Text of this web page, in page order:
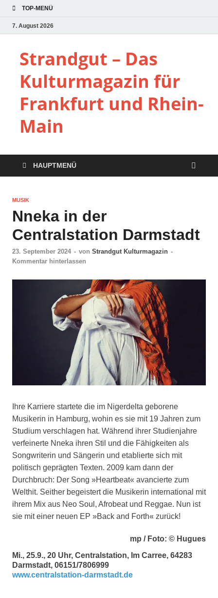
TOP-MENÜ
7. August 2026
Strandgut – Das
Kulturmagazin für
Frankfurt und Rhein-
Main
HAUPTMENÜ
MUSIK
Nneka in der
Centralstation Darmstadt
23. September 2024 - von Strandgut Kulturmagazin -
Kommentar hinterlassen
Ihre Karriere startete die im Nigerdelta geborene
Musikerin in Hamburg, wohin es sie mit 19 Jahren zum
Studium verschlagen hat. Während ihrer Studienjahre
verfeinerte Nneka ihren Stil und die Fähigkeiten als
Songwriterin und Sängerin und etablierte sich mit
politisch geprägten Texten. 2009 kam dann der
Durchbruch: Der Song »Heartbeat« avancierte zum
Welthit. Seither begeistert die Musikerin international mit
ihrem Mix aus Neo Soul, Afrobeat und Reggae. Nun ist
sie mit einer neuen EP »Back and Forth« zurück!
mp / Foto: © Hugues
Mi., 25.9., 20 Uhr, Centralstation, Im Carree, 64283
Darmstadt, 06151/7806999
www.centralstation-darmstadt.de